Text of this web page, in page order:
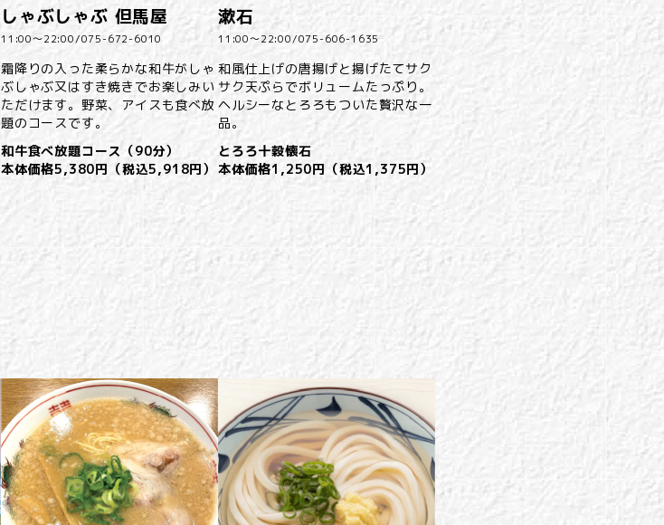
しゃぶしゃぶ 但馬屋
11:00～22:00/075-672-6010
霜降りの入った柔らかな和牛がしゃ
ぶしゃぶ又はすき焼きでお楽しみい
ただけます。野菜、アイスも食べ放
題のコースです。
和牛食べ放題コース（90分）
本体価格5,380円（税込5,918円）
漱石
11:00～22:00/075-606-1635
和風仕上げの唐揚げと揚げたてサク
サク天ぷらでボリュームたっぷり。
ヘルシーなとろろもついた贅沢な一
品。
とろろ十穀懐石
本体価格1,250円（税込1,375円）